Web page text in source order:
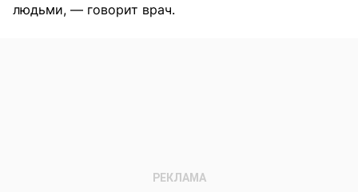
людьми, — говорит врач.